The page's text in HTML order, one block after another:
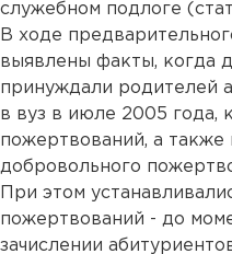
служебном подлоге
В ходе
выявлены факты, когда
принуждали родителей
в вуз в июле 2005 года,
пожертвований, а
добровольного
При этом
пожертвований - до
зачислении